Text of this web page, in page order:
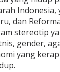
Indonesia,
dan
stereotip
gender,
yang